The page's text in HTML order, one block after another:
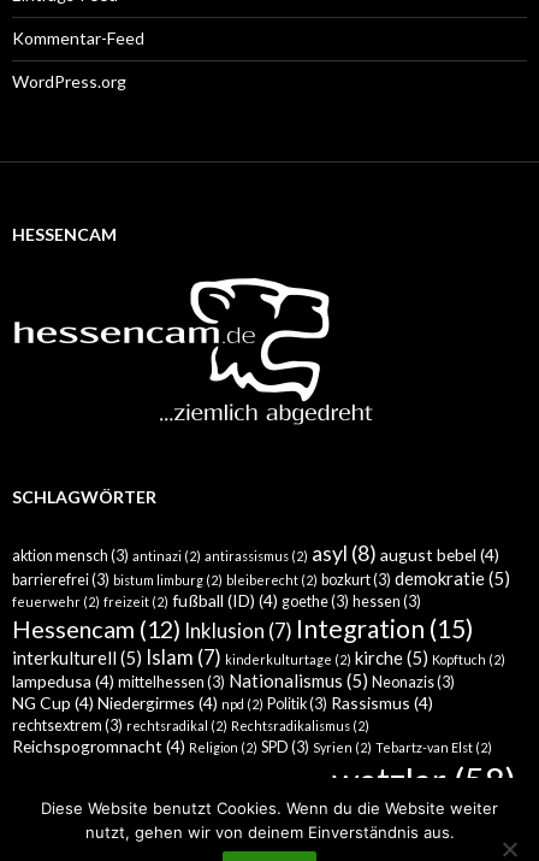
Kommentar-Feed
WordPress.org
HESSENCAM
SCHLAGWÖRTER
aktion mensch (3) antinazi (2) antirassismus (2) asyl (8) august bebel (4)
barrierefrei(3) bistum limburg (2) bleiberecht (2) bozkurt(3) demokratie(5)
feuerwehr (2) freizeit (2) fußball (ID) (4) goethe(3) hessen (3)
Hessencam (12) Inklusion (7) Integration (15)
interkulturell(5) Islam (7) kinderkulturtage (2) kirche(5) Kopftuch (2)
lampedusa (4) mittelhessen (3) Nationalismus (5) Neonazis(3)
NG Cup (4) Niedergirmes (4) npd (2) Politik(3) Rassismus (4)
rechtsextrem (3) rechtsradikal (2) Rechtsradikalismus (2)
Reichspogromnacht (4) Religion (2) SPD (3) Syrien (2) Tebartz-van Elst (2)
wetzlar (58)
Diese Website benutzt Cookies. Wenn du die Website weiter
nutzt, gehen wir von deinem Einverständnis aus.